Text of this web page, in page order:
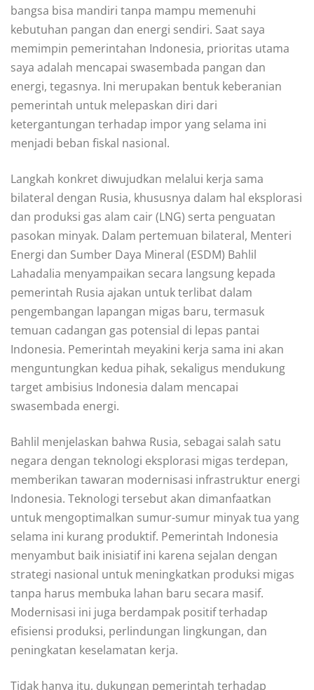
bangsa bisa mandiri tanpa mampu memenuhi
kebutuhan pangan dan energi sendiri. Saat saya
memimpin pemerintahan Indonesia, prioritas utama
saya adalah mencapai swasembada pangan dan
energi, tegasnya. Ini merupakan bentuk keberanian
pemerintah untuk melepaskan diri dari
ketergantungan terhadap impor yang selama ini
menjadi beban fiskal nasional.
Langkah konkret diwujudkan melalui kerja sama
bilateral dengan Rusia, khususnya dalam hal eksplorasi
dan produksi gas alam cair (LNG) serta penguatan
pasokan minyak. Dalam pertemuan bilateral, Menteri
Energi dan Sumber Daya Mineral (ESDM) Bahlil
Lahadalia menyampaikan secara langsung kepada
pemerintah Rusia ajakan untuk terlibat dalam
pengembangan lapangan migas baru, termasuk
temuan cadangan gas potensial di lepas pantai
Indonesia. Pemerintah meyakini kerja sama ini akan
menguntungkan kedua pihak, sekaligus mendukung
target ambisius Indonesia dalam mencapai
swasembada energi.
Bahlil menjelaskan bahwa Rusia, sebagai salah satu
negara dengan teknologi eksplorasi migas terdepan,
memberikan tawaran modernisasi infrastruktur energi
Indonesia. Teknologi tersebut akan dimanfaatkan
untuk mengoptimalkan sumur-sumur minyak tua yang
selama ini kurang produktif. Pemerintah Indonesia
menyambut baik inisiatif ini karena sejalan dengan
strategi nasional untuk meningkatkan produksi migas
tanpa harus membuka lahan baru secara masif.
Modernisasi ini juga berdampak positif terhadap
efisiensi produksi, perlindungan lingkungan, dan
peningkatan keselamatan kerja.
Tidak hanya itu, dukungan pemerintah terhadap